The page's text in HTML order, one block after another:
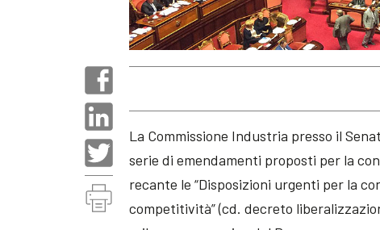
La Commissione Industria presso il
serie di emendamenti proposti per la
recante le “Disposizioni urgenti per la
competitività” (cd. decreto